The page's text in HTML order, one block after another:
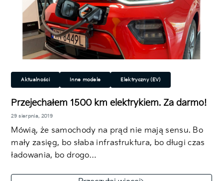
Aktualności Inne modele Elektryczny (EV)
Przejechałem 1500 km elektrykiem. Za darmo!
29 sierpnia, 2019
Mówią, że samochody na prąd nie mają sensu. Bo
mały zasięg, bo słaba infrastruktura, bo długi czas
ładowania, bo drogo…